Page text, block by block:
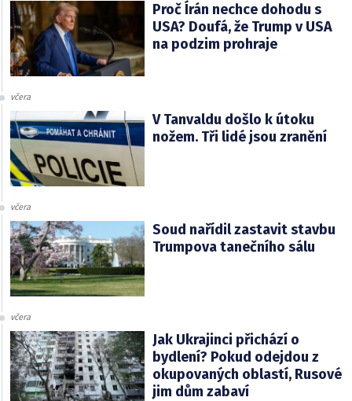
Proč Írán nechce dohodu s
USA? Doufá, že Trump v USA
na podzim prohraje
včera
V Tanvaldu došlo k útoku
nožem. Tři lidé jsou zranění
včera
Soud nařídil zastavit stavbu
Trumpova tanečního sálu
včera
Jak Ukrajinci přichází o
bydlení? Pokud odejdou z
okupovaných oblastí, Rusové
jim dům zabaví